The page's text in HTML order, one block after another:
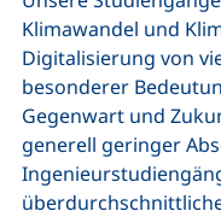
Klimawandel und
Digitalisierung von
besonderer
Gegenwart und
generell geringer